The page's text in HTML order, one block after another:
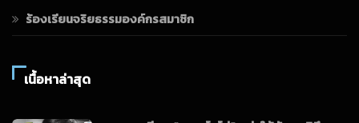
ร้องเรียนจริยธรรมองค์กรสมาชิก
เนื้อหาล่าสุด